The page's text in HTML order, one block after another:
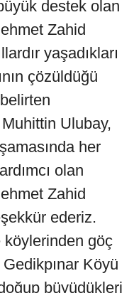
destek olan
Zahid
yaşadıkları
çözüldüğü
Ulubay,
her
olan
Zahid
ederiz.
göç
Köyü
büyüdükleri